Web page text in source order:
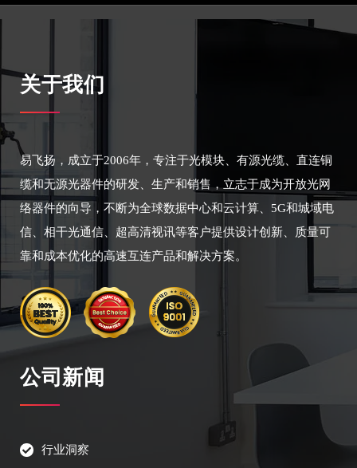
关于我们
易飞扬，成立于2006年，专注于光模块、有源光缆、直连铜
缆和无源光器件的研发、生产和销售，立志于成为开放光网
络器件的向导，不断为全球数据中心和云计算、5G和城域电
信、相干光通信、超高清视讯等客户提供设计创新、质量可
靠和成本优化的高速互连产品和解决方案。
公司新闻
行业洞察